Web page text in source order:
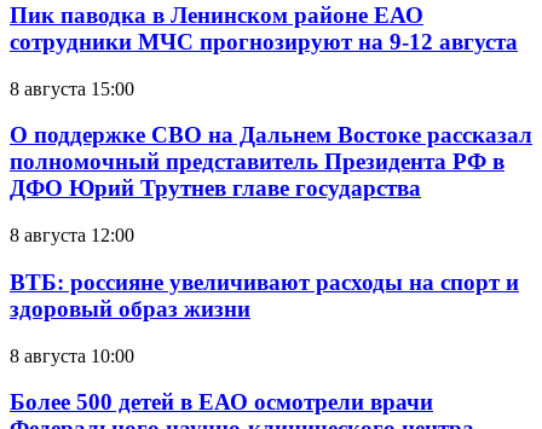
Пик паводка в Ленинском районе ЕАО
сотрудники МЧС прогнозируют на 9-12 августа
8 августа 15:00
О поддержке СВО на Дальнем Востоке рассказал
полномочный представитель Президента РФ в
ДФО Юрий Трутнев главе государства
8 августа 12:00
ВТБ: россияне увеличивают расходы на спорт и
здоровый образ жизни
8 августа 10:00
Более 500 детей в ЕАО осмотрели врачи